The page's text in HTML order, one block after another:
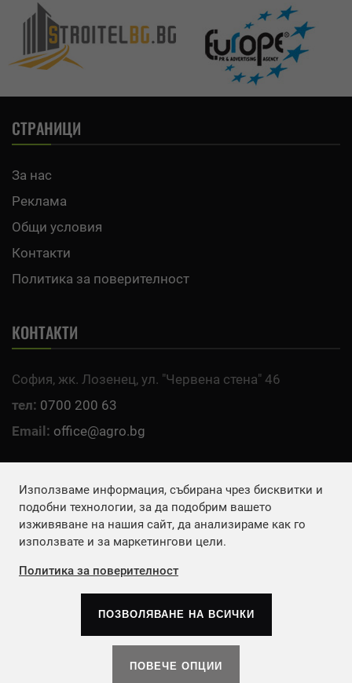
СТРАНИЦИ
За нас
Реклама
Общи условия
Контакти
Политика за поверителност
КОНТАКТИ
София, жк. Лозенец, ул. "Червена стена" 46
тел: 0700 200 63
Email: office@agro.bg
FACEBOOK
AGRO.BG-селскостопанският интернет
портал на България
Copyrights © 2026Агенция Европа ЕООД
права запазени.
Използваме информация, събирана чрез бисквитки и
подобни технологии, за да подобрим вашето
изживяване на нашия сайт, да анализираме как го
използвате и за маркетингови цели.
Политика за поверителност
ПОЗВОЛЯВАНЕ НА ВСИЧКИ
ПОВЕЧЕ ОПЦИИ